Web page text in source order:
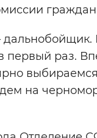
раз.
на